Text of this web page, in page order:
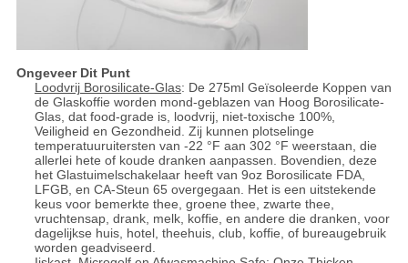
Ongeveer Dit Punt
Loodvrij Borosilicate-Glas: De 275ml Geïsoleerde Koppen van
de Glaskoffie worden mond-geblazen van Hoog Borosilicate-
Glas, dat food-grade is, loodvrij, niet-toxische 100%,
Veiligheid en Gezondheid. Zij kunnen plotselinge
temperatuuruitersten van -22 °F aan 302 °F weerstaan, die
allerlei hete of koude dranken aanpassen. Bovendien, deze
het Glastuimelschakelaar heeft van 9oz Borosilicate FDA,
LFGB, en CA-Steun 65 overgegaan. Het is een uitstekende
keus voor bemerkte thee, groene thee, zwarte thee,
vruchtensap, drank, melk, koffie, en andere die dranken, voor
dagelijkse huis, hotel, theehuis, club, koffie, of bureaugebruik
worden geadviseerd.